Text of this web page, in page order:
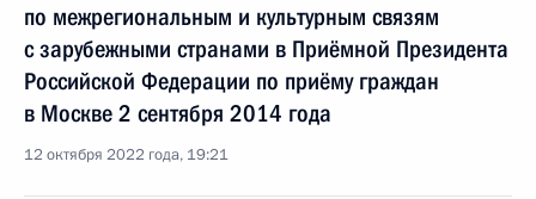
по межрегиональным и культурным связям
с зарубежными странами в Приёмной Президента
Российской Федерации по приёму граждан
в Москве 2 сентября 2014 года
12 октября 2022 года, 19:21